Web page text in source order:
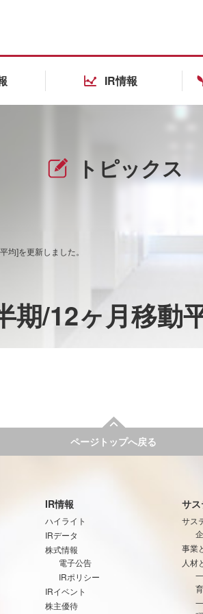
IR情報
トピックス
均]を更新しました。
/12ヶ月移動
ページトップへ戻る
IR情報
ハイライト
IRデータ
株式情報
電子公告
IRポリシー
IRイベント
株主優待
サ
サス
事業
人材